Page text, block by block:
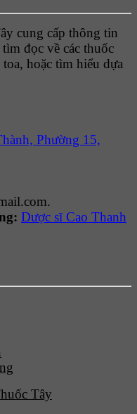
cung cấp thông tin
đọc về các thuốc
hoặc tìm hiểu dựa
Phường 15,
Dược sĩ Cao Thanh
Tây